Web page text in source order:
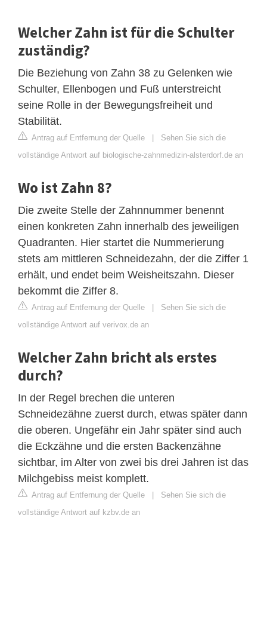
Welcher Zahn ist für die Schulter
zuständig?
Die Beziehung von Zahn 38 zu Gelenken wie
Schulter, Ellenbogen und Fuß unterstreicht
seine Rolle in der Bewegungsfreiheit und
Stabilität.
Antrag auf Entfernung der Quelle | Sehen Sie sich die
vollständige Antwort auf biologische-zahnmedizin-alsterdorf.de an
Wo ist Zahn 8?
Die zweite Stelle der Zahnnummer benennt
einen konkreten Zahn innerhalb des jeweiligen
Quadranten. Hier startet die Nummerierung
stets am mittleren Schneidezahn, der die Ziffer 1
erhält, und endet beim Weisheitszahn. Dieser
bekommt die Ziffer 8.
Antrag auf Entfernung der Quelle | Sehen Sie sich die
vollständige Antwort auf verivox.de an
Welcher Zahn bricht als erstes
durch?
In der Regel brechen die unteren
Schneidezähne zuerst durch, etwas später dann
die oberen. Ungefähr ein Jahr später sind auch
die Eckzähne und die ersten Backenzähne
sichtbar, im Alter von zwei bis drei Jahren ist das
Milchgebiss meist komplett.
Antrag auf Entfernung der Quelle | Sehen Sie sich die
vollständige Antwort auf kzbv.de an